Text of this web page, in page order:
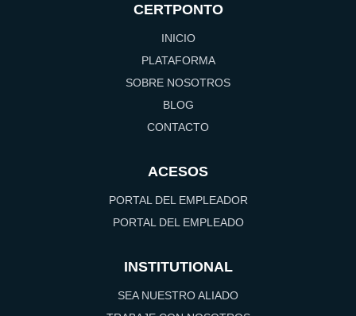
CERTPONTO
INICIO
PLATAFORMA
SOBRE NOSOTROS
BLOG
CONTACTO
ACESOS
PORTAL DEL EMPLEADOR
PORTAL DEL EMPLEADO
INSTITUTIONAL
SEA NUESTRO ALIADO